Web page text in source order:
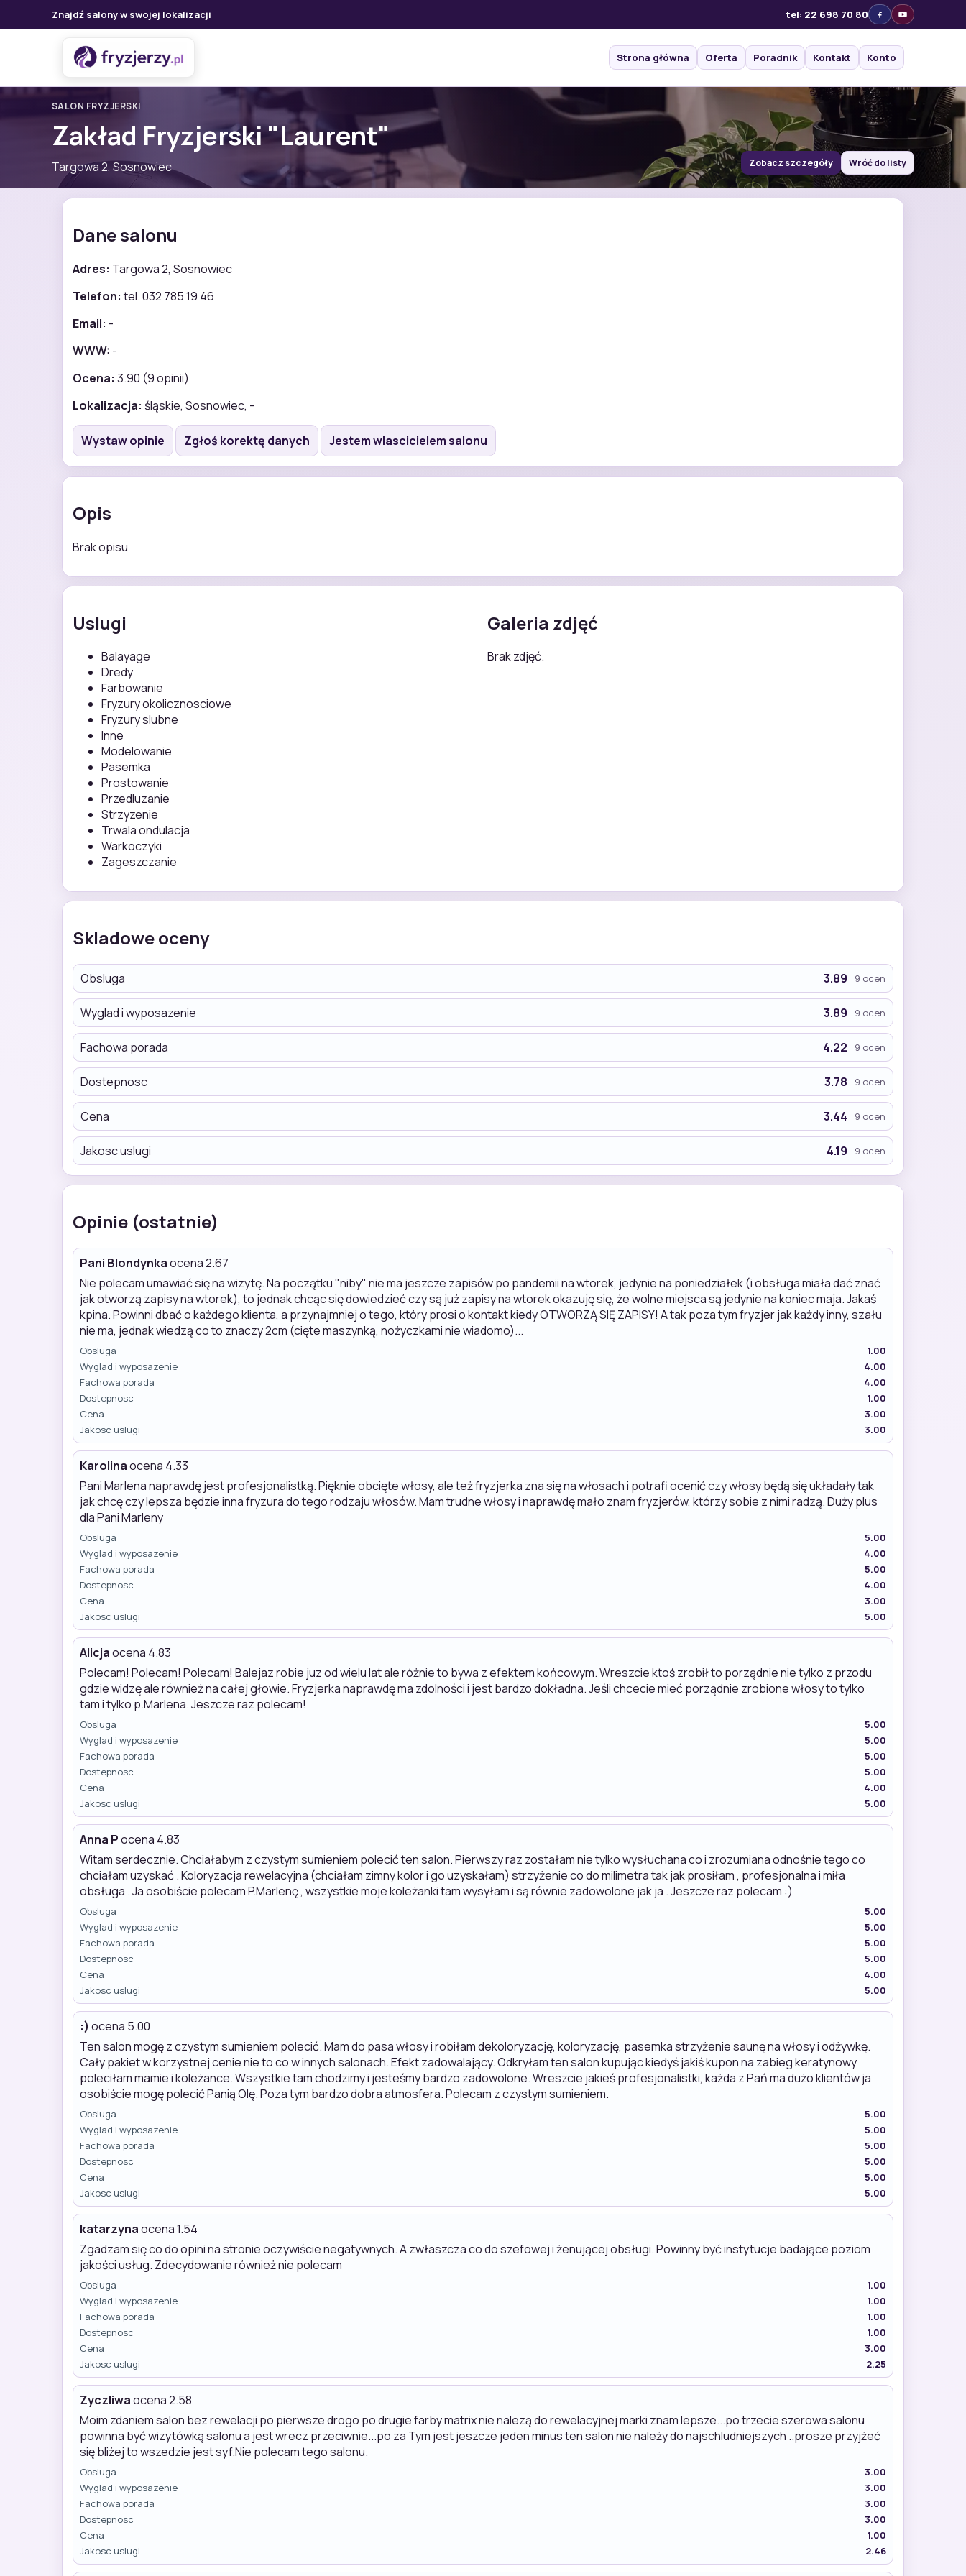
Znajdź salony w swojej lokalizacji tel: 22 698 70 80
Strona główna Oferta Poradnik Kontakt Konto
SALON FRYZJERSKI
Zakład Fryzjerski "Laurent"
Targowa 2, Sosnowiec Zobacz szczegóły Wróć do listy
Dane salonu
Adres: Targowa 2, Sosnowiec
Telefon: tel. 032 785 19 46
Email: -
WWW: -
Ocena: 3.90 (9 opinii)
Lokalizacja: śląskie, Sosnowiec, -
Wystaw opinie Zgłoś korektę danych Jestem wlascicielem salonu
Opis
Brak opisu
Uslugi
Balayage
Dredy
Farbowanie
Fryzury okolicznosciowe
Fryzury slubne
Inne
Modelowanie
Pasemka
Prostowanie
Przedluzanie
Strzyzenie
Trwala ondulacja
Warkoczyki
Zageszczanie
Galeria zdjęć
Brak zdjęć.
Skladowe oceny
Obsluga 3.89 9 ocen
Wyglad i wyposazenie 3.89 9 ocen
Fachowa porada 4.22 9 ocen
Dostepnosc 3.78 9 ocen
Cena 3.44 9 ocen
Jakosc uslugi 4.19 9 ocen
Opinie (ostatnie)
Pani Blondynkaocena 2.67
Nie polecam umawiać się na wizytę. Na początku "niby" nie ma jeszcze zapisów po pandemii na wtorek, jedynie na poniedziałek (i obsługa miała dać znać
jak otworzą zapisy na wtorek), to jednak chcąc się dowiedzieć czy są już zapisy na wtorek okazuję się, że wolne miejsca są jedynie na koniec maja. Jakaś
kpina. Powinni dbać o każdego klienta, a przynajmniej o tego, który prosi o kontakt kiedy OTWORZĄ SIĘ ZAPISY! A tak poza tym fryzjer jak każdy inny, szału
nie ma, jednak wiedzą co to znaczy 2cm (cięte maszynką, nożyczkami nie wiadomo)...
Obsluga
1.00
Wyglad i wyposazenie
4.00
Fachowa porada
4.00
Dostepnosc
1.00
Cena
3.00
Jakosc uslugi
3.00
Karolinaocena 4.33
Pani Marlena naprawdę jest profesjonalistką. Pięknie obcięte włosy, ale też fryzjerka zna się na włosach i potrafi ocenić czy włosy będą się układały tak
jak chcę czy lepsza będzie inna fryzura do tego rodzaju włosów. Mam trudne włosy i naprawdę mało znam fryzjerów, którzy sobie z nimi radzą. Duży plus
dla Pani Marleny
Obsluga
5.00
Wyglad i wyposazenie
4.00
Fachowa porada
5.00
Dostepnosc
4.00
Cena
3.00
Jakosc uslugi
5.00
Alicjaocena 4.83
Polecam! Polecam! Polecam! Balejaz robie juz od wielu lat ale różnie to bywa z efektem końcowym. Wreszcie ktoś zrobił to porządnie nie tylko z przodu
gdzie widzę ale również na całej głowie. Fryzjerka naprawdę ma zdolności i jest bardzo dokładna. Jeśli chcecie mieć porządnie zrobione włosy to tylko
tam i tylko p.Marlena. Jeszcze raz polecam!
Obsluga
5.00
Wyglad i wyposazenie
5.00
Fachowa porada
5.00
Dostepnosc
5.00
Cena
4.00
Jakosc uslugi
5.00
Anna Pocena 4.83
Witam serdecznie. Chciałabym z czystym sumieniem polecić ten salon. Pierwszy raz zostałam nie tylko wysłuchana co i zrozumiana odnośnie tego co
chciałam uzyskać . Koloryzacja rewelacyjna (chciałam zimny kolor i go uzyskałam) strzyżenie co do milimetra tak jak prosiłam , profesjonalna i miła
obsługa . Ja osobiście polecam P.Marlenę , wszystkie moje koleżanki tam wysyłam i są równie zadowolone jak ja . Jeszcze raz polecam :)
Obsluga
5.00
Wyglad i wyposazenie
5.00
Fachowa porada
5.00
Dostepnosc
5.00
Cena
4.00
Jakosc uslugi
5.00
:) ocena 5.00
Ten salon mogę z czystym sumieniem polecić. Mam do pasa włosy i robiłam dekoloryzację, koloryzację, pasemka strzyżenie saunę na włosy i odżywkę.
Cały pakiet w korzystnej cenie nie to co w innych salonach. Efekt zadowalający. Odkryłam ten salon kupując kiedyś jakiś kupon na zabieg keratynowy
poleciłam mamie i koleżance. Wszystkie tam chodzimy i jesteśmy bardzo zadowolone. Wreszcie jakieś profesjonalistki, każda z Pań ma dużo klientów ja
osobiście mogę polecić Panią Olę. Poza tym bardzo dobra atmosfera. Polecam z czystym sumieniem.
Obsluga
5.00
Wyglad i wyposazenie
5.00
Fachowa porada
5.00
Dostepnosc
5.00
Cena
5.00
Jakosc uslugi
5.00
katarzynaocena 1.54
Zgadzam się co do opini na stronie oczywiście negatywnych. A zwłaszcza co do szefowej i żenującej obsługi. Powinny być instytucje badające poziom
jakości usług. Zdecydowanie również nie polecam
Obsluga
1.00
Wyglad i wyposazenie
1.00
Fachowa porada
1.00
Dostepnosc
1.00
Cena
3.00
Jakosc uslugi
2.25
Zyczliwaocena 2.58
Moim zdaniem salon bez rewelacji po pierwsze drogo po drugie farby matrix nie nalezą do rewelacyjnej marki znam lepsze...po trzecie szerowa salonu
powinna być wizytówką salonu a jest wrecz przeciwnie...po za Tym jest jeszcze jeden minus ten salon nie należy do najschludniejszych ..prosze przyjżeć
się bliżej to wszedzie jest syf.Nie polecam tego salonu.
Obsluga
3.00
Wyglad i wyposazenie
3.00
Fachowa porada
3.00
Dostepnosc
3.00
Cena
1.00
Jakosc uslugi
2.46